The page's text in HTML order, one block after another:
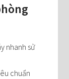
nhanh sử
chuẩn